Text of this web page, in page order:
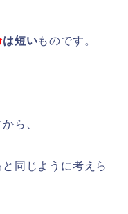
は短いものです。
ら、
同じように考えら